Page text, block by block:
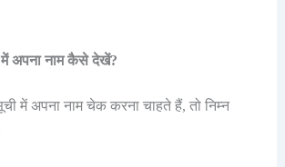
अपना नाम कैसे देखें?
में अपना नाम चेक करना चाहते हैं, तो निम्न